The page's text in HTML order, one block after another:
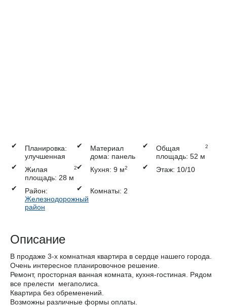
✔
Планировка:
улучшенная
✔
Материал
дома: панель
✔
Общая
площадь: 52 м
2
✔
Жилая
площадь: 28 м
2✔ Кухня: 9 м2 ✔ Этаж: 10/10
✔
Район:
Железнодорожный
район
✔ Комнаты: 2
Описание
В продаже 3-х комнатная квартира в сердце нашего города.
Очень интересное планировочное решение.
Ремонт, просторная ванная комната, кухня-гостиная. Рядом
все прелести мегаполиса.
Квартира без обременений.
Возможны различные формы оплаты.